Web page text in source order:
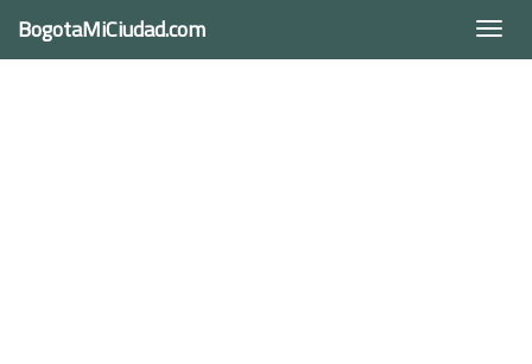
BogotaMiCiudad.com